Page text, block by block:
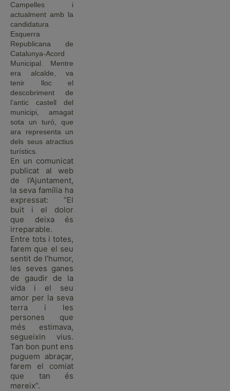
Campelles i
actualment amb la
candidatura
Esquerra
Republicana de
Catalunya-Acord
Municipal. Mentre
era alcalde, va
tenir lloc el
descobriment de
l’antic castell del
municipi, amagat
sota un turó, que
ara representa un
dels seus atractius
turístics.
En un comunicat
publicat al web
de l’Ajuntament,
la seva família ha
expressat: “El
buit i el dolor
que deixa és
irreparable.
Entre tots i totes,
farem que el seu
sentit de l’humor,
les seves ganes
de gaudir de la
vida i el seu
amor per la seva
terra i les
persones que
més estimava,
segueixin vius.
Tan bon punt ens
puguem abraçar,
farem el comiat
que tan és
mereix”.